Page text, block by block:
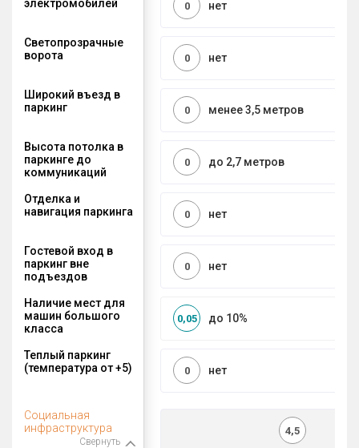
электромобилей нет
0
Светопрозрачные
ворота
нет
0
Широкий въезд в
паркинг
менее 3,5 метров
0
Высота потолка в
паркинге до
коммуникаций
до 2,7 метров
0
Отделка и
навигация паркинга
нет
0
Гостевой вход в
паркинг вне
подъездов
нет
0
Наличие мест для
машин большого
класса
до 10%
0,05
Теплый паркинг
(температура от +5)
нет
0
Социальная
инфраструктура
Свернуть
4,5